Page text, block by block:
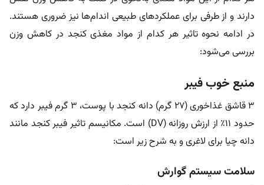
دارند و از طرفی برای عملکردهای طبیعی اندام‌ها نیز ضروری هستند.
در ادامه نحوه تاثیر هر کدام از مواد مغذی کنجد در کاهش وزن
بررسی می‌شود:
منبع خوب فیبر
۳ قاشق غذاخوری (۲۷ گرم) دانه کنجد با پوست، ۳ گرم فیبر دارد که
حدود ۱۱٪ از ارزش روزانه (DV) است. مکانیسم‌ تاثیر فیبر کنجد مانند
دانه چیا برای لاغری و به شرح زیر است:
سلامت سیستم گوارش